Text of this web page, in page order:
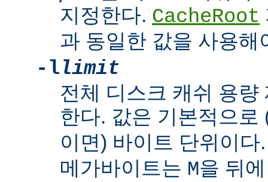
지정한다. CacheRoot
과 동일한 값을 사용해
-llimit
전체 디스크 캐쉬 용
한다. 값은 기본적으
이면) 바이트 단위이
메가바이트는 M을 뒤